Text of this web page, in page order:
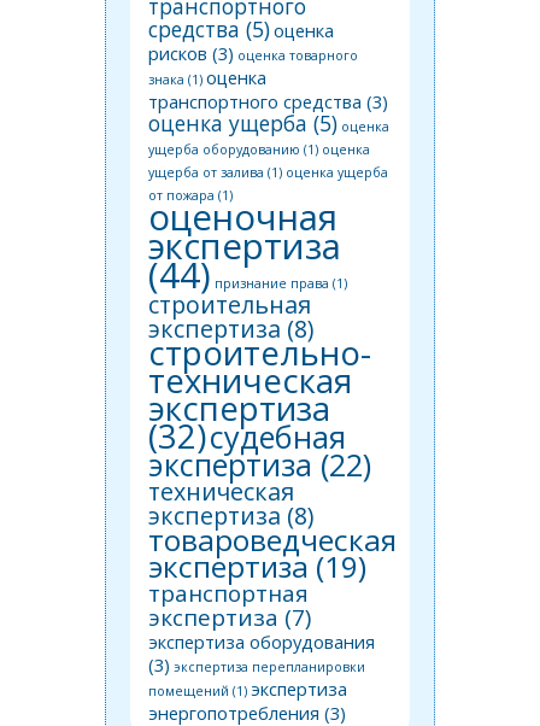
транспортного
средства (5)оценка
рисков (3) оценка товарного
знака (1) оценка
транспортного средства (3)
оценка ущерба (5) оценка
ущерба оборудованию (1) оценка
ущерба от залива (1) оценка ущерба
от пожара (1)
оценочная
экспертиза
(44) признание права (1)
строительная
экспертиза (8)
строительно-
техническая
экспертиза
(32)судебная
экспертиза (22)
техническая
экспертиза (8)
товароведческая
экспертиза (19)
транспортная
экспертиза (7)
экспертиза оборудования
(3) экспертиза перепланировки
помещений (1) экспертиза
энергопотребления (3)